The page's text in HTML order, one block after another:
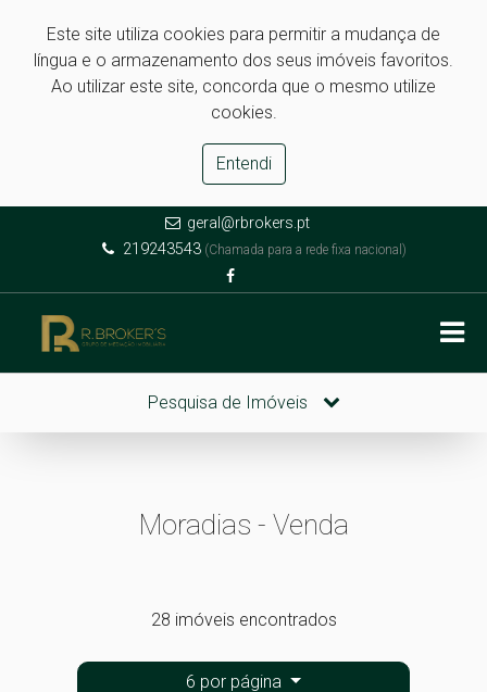
Este site utiliza cookies para permitir a mudança de
língua e o armazenamento dos seus imóveis favoritos.
Ao utilizar este site, concorda que o mesmo utilize
cookies.
Entendi
geral@rbrokers.pt
219243543(Chamada para a rede fixa nacional)
Pesquisa de Imóveis
Moradias - Venda
28 imóveis encontrados
6 por página